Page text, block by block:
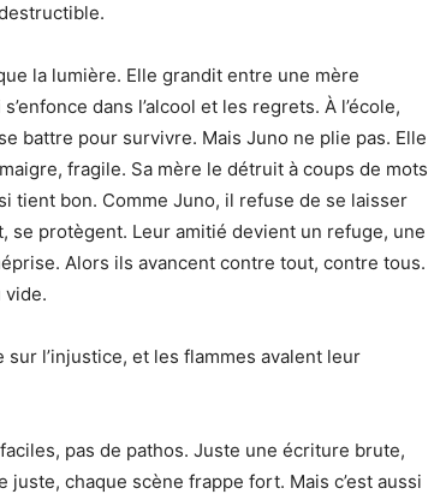
la lumière. Elle grandit entre une mère
dans l’alcool et les regrets. À l’école,
battre pour survivre. Mais Juno ne plie pas. Elle
fragile. Sa mère le détruit à coups de mots
tient bon. Comme Juno, il refuse de se laisser
se protègent. Leur amitié devient un refuge, une
Alors ils avancent contre tout, contre tous.
vide.
l’injustice, et les flammes avalent leur
pas de pathos. Juste une écriture brute,
chaque scène frappe fort. Mais c’est aussi